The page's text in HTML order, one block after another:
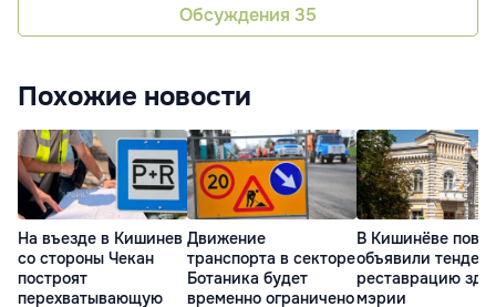
Обсуждения 35
Похожие новости
На въезде в Кишинев
со стороны Чекан
построят
перехватывающую
Движение
транспорта в секторе
Ботаника будет
временно ограничено
В Кишинёве
объявили тендер
реставрацию
мэрии